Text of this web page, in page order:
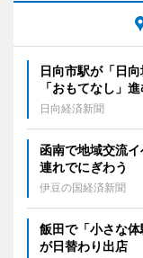
日向市駅が「日
「おもてなし」
日向経済新聞
函南で地域交流
連れでにぎわう
伊豆の国経済新聞
飯田で「小さな
が日替わり出店